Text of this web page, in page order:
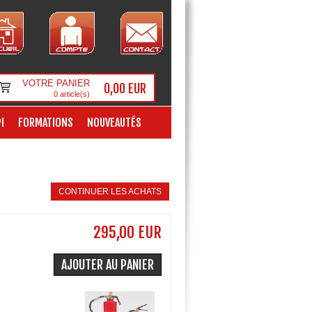
VOTRE PANIER
0article(s) 0,00 EUR
FORMATIONS NOUVEAUTÉS
CONTINUER LES ACHATS
295,00 EUR
AJOUTER AU PANIER